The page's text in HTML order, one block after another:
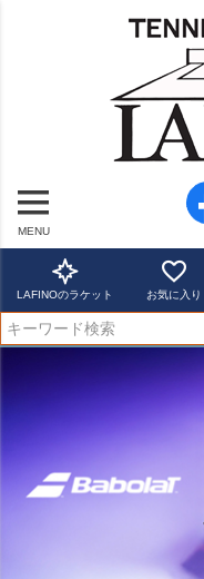
MENU
LAFINOのラケット お気に入り